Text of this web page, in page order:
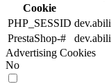
Cookie
PHP_SESSID
PrestaShop-#
Advertising Cookies
No